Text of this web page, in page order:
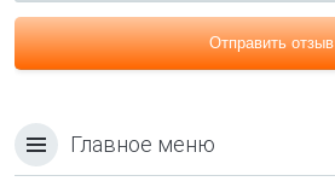
Отправить отзыв
Главное меню